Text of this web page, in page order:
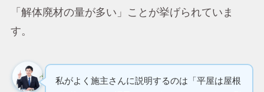
「解体廃材の量が多い」ことが挙げられていま
す。
私がよく施主さんに説明するのは「平屋は屋根